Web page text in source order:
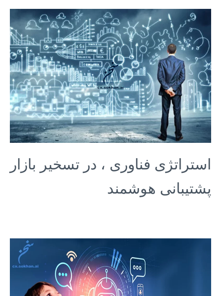
استراتژی فناوری ، در تسخیر بازار
پشتیبانی هوشمند